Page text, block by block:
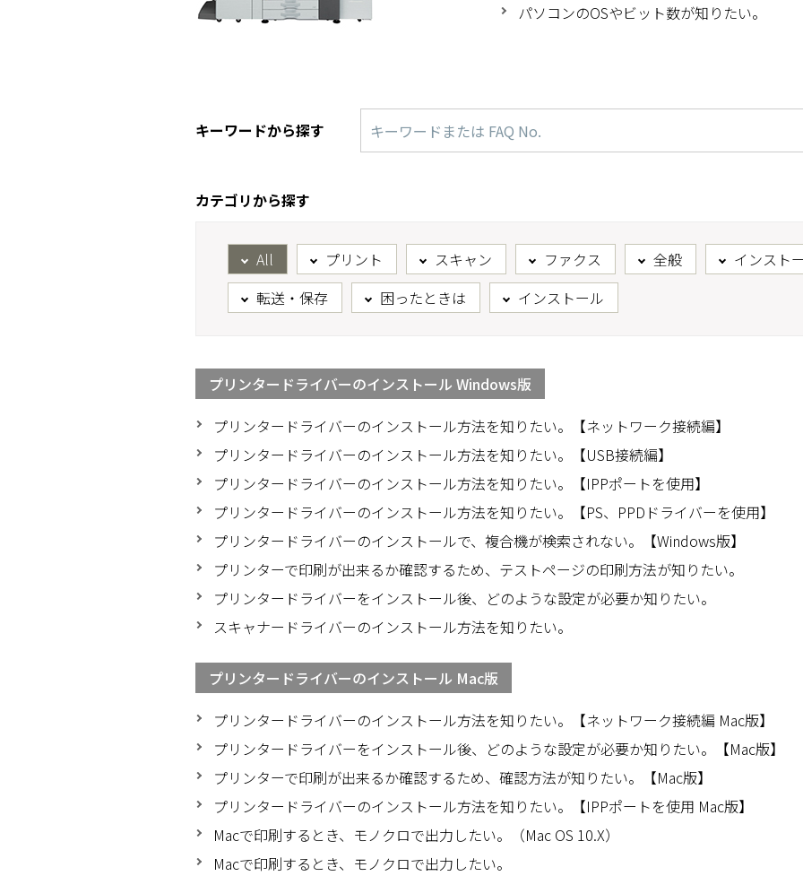
パソコンのOSやビット数が知りたい。
キーワードから探す
カテゴリから探す
All プリント スキャン ファクス 全般
インスト
転送・保存
困ったときは インストール
プリンタードライバーのインストール Windows版
プリンタードライバーのインストール方法を知りたい。【ネットワーク接続編】
プリンタードライバーのインストール方法を知りたい。【USB接続編】
プリンタードライバーのインストール方法を知りたい。【IPPポートを使用】
プリンタードライバーのインストール方法を知りたい。【PS、PPDドライバーを使用】
プリンタードライバーのインストールで、複合機が検索されない。【Windows版】
プリンターで印刷が出来るか確認するため、テストページの印刷方法が知りたい。
プリンタードライバーをインストール後、どのような設定が必要か知りたい。
スキャナードライバーのインストール方法を知りたい。
プリンタードライバーのインストール Mac版
プリンタードライバーのインストール方法を知りたい。【ネットワーク接続編 Mac版】
プリンタードライバーをインストール後、どのような設定が必要か知りたい。【Mac版】
プリンターで印刷が出来るか確認するため、確認方法が知りたい。【Mac版】
プリンタードライバーのインストール方法を知りたい。【IPPポートを使用 Mac版】
Macで印刷するとき、モノクロで出力したい。（Mac OS 10.X）
Macで印刷するとき、モノクロで出力したい。